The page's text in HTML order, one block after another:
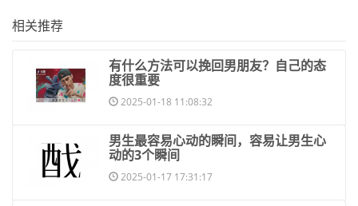
相关推荐
​有什么方法可以挽回男朋友？自己的态
度很重要
2025-01-18 11:08:32
​男生最容易心动的瞬间，容易让男生心
动的3个瞬间
2025-01-17 17:31:17